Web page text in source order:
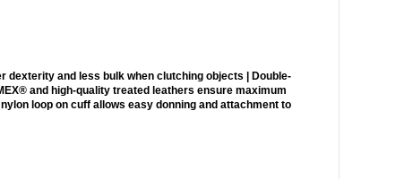
dexterity and less bulk when clutching objects | Double-
and high-quality treated leathers ensure maximum
loop on cuff allows easy donning and attachment to